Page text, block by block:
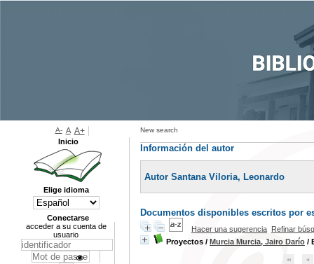
New search
Información del autor
Autor Santana Viloria, Leonardo
Documentos disponibles escritos por
Hacer una sugerencia Refinar
Proyectos / Murcia Murcia, Jairo Darío /
A- A A+
Inicio
Elige idioma
Conectarse
acceder a su cuenta de
usuario